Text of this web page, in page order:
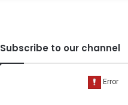
Subscribe to our channel